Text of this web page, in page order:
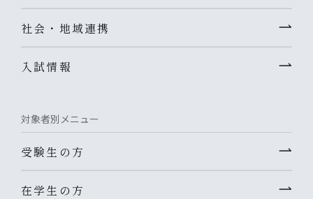
社会・地域連携
入試情報
対象者別メニュー
受験生の方
在学生の方